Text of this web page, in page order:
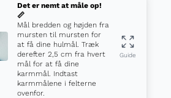
Det er nemt at måle op!
📏
Mål bredden og højden fra
mursten til mursten for
at få dine hulmål. Træk
derefter 2,5 cm fra hvert
mål for at få dine
karmmål. Indtast
karmmålene i felterne
ovenfor.
Guide